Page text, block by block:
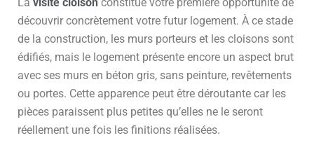
découvrir concrètement votre futur logement. À ce stade
de la construction, les murs porteurs et les cloisons sont
édifiés, mais le logement présente encore un aspect brut
avec ses murs en béton gris, sans peinture, revêtements
ou portes. Cette apparence peut être déroutante car les
pièces paraissent plus petites qu’elles ne le seront
réellement une fois les finitions réalisées.